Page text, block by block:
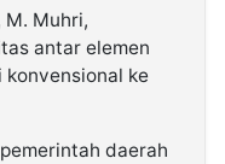
M. Muhri,
antar elemen
konvensional ke
daerah